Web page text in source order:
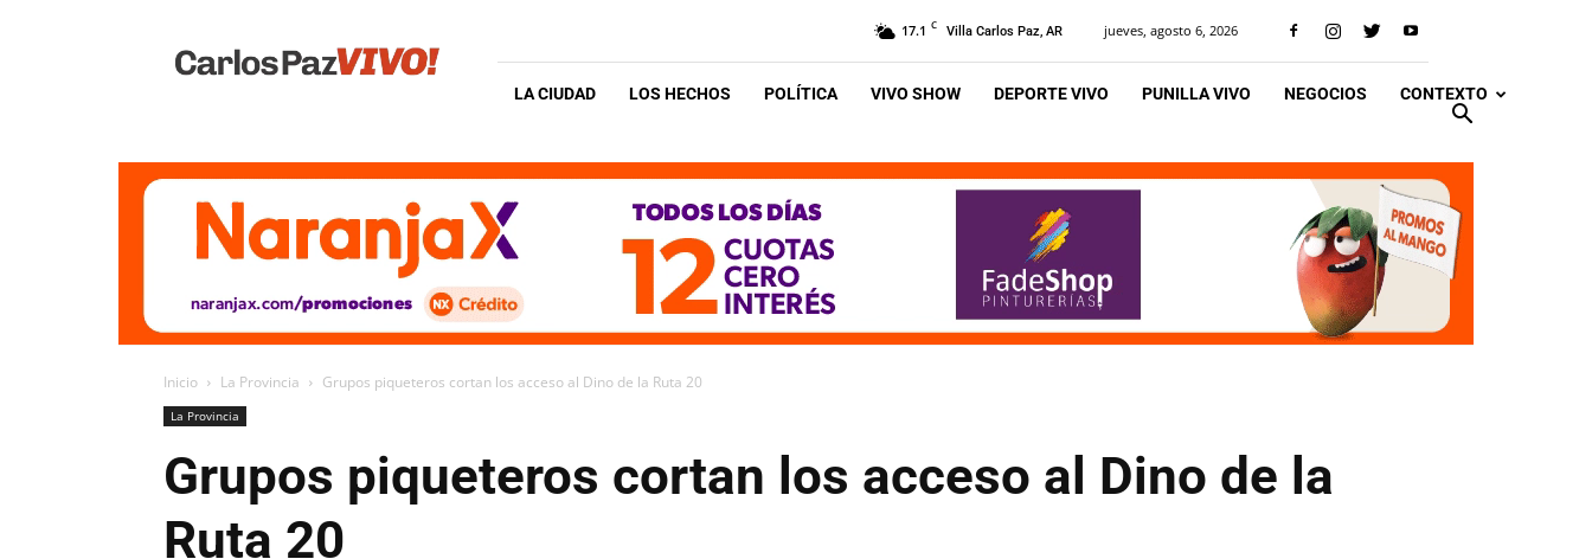
Vivo
17.1 C Villa Carlos Paz, AR jueves, agosto 6, 2026
LA CIUDAD LOS HECHOS POLÍTICA VIVO SHOW DEPORTE VIVO PUNILLA VIVO NEGOCIOS CONTEXTO
Inicio La Provincia Grupos piqueteros cortan los acceso al Dino de la Ruta 20
La Provincia
Grupos piqueteros cortan los acceso al Dino de la
Ruta 20